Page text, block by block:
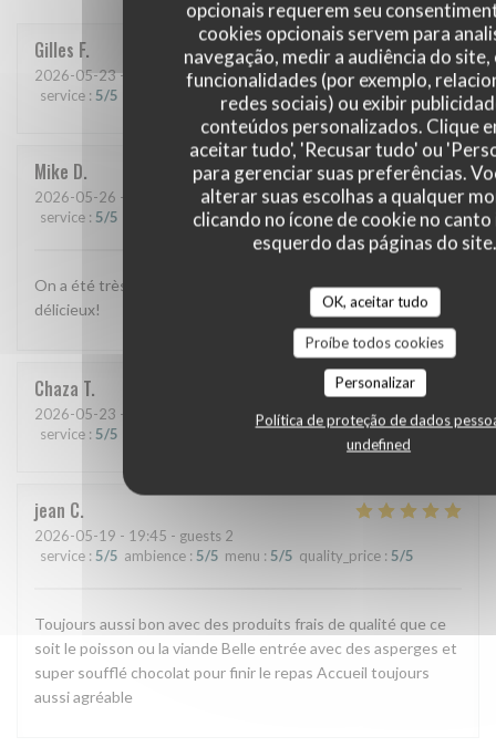
opcionais requerem seu
cookies opcionais servem para
navegação, medir a audiência do
funcionalidades (por exemplo,
redes sociais) ou exibir
conteúdos personalizados. Clique
aceitar tudo', 'Recusar tudo' ou
para gerenciar suas preferências.
alterar suas escolhas a qualquer
clicando no ícone de cookie no
esquerdo das páginas do site.
OK, aceitar tudo
Proíbe todos cookies
Personalizar
Política de proteção de dados
undefined
Gilles F
2026-05-23- 20:00 - guests 3
service : 5/5 menu quality_price : 5 /5
Mike D
2026-05-26 - 20:15 - guests 2
service : 5/5 5/5 menu :5/5 quality_price: 5/5
On a été très bien accuelli et très bien mangé! Tout a été
délicieux!
Chaza T
2026-05-23 - 13:45 - guests 3
service : 5/5 menu:5/5 quality_price:5/5
jean C
2026-05-19 - 19:45 - guests 2
service : 5/5 ambience : 5/5 menu : 5/5 quality_price : 5/5
Toujours aussi bon avec des produits frais de qualité que ce
soit le poisson ou la viande Belle entrée avec des asperges et
super soufflé chocolat pour finir le repas Accueil toujours
aussi agréable